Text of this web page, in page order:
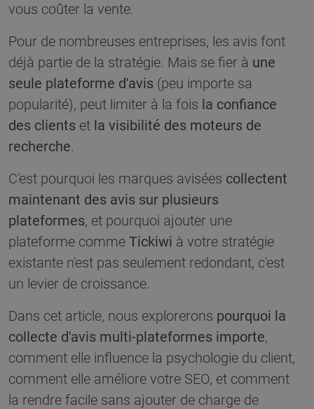
vous coûter la vente.
Pour de nombreuses entreprises, les avis font
déjà partie de la stratégie. Mais se fier à une
seule plateforme d'avis (peu importe sa
popularité), peut limiter à la fois la confiance
des clients et la visibilité des moteurs de
recherche.
C'est pourquoi les marques avisées collectent
maintenant des avis sur plusieurs
plateformes, et pourquoi ajouter une
plateforme comme Tickiwi à votre stratégie
existante n'est pas seulement redondant, c'est
un levier de croissance.
Dans cet article, nous explorerons pourquoi la
collecte d'avis multi-plateformes importe,
comment elle influence la psychologie du client,
comment elle améliore votre SEO, et comment
la rendre facile sans ajouter de charge de